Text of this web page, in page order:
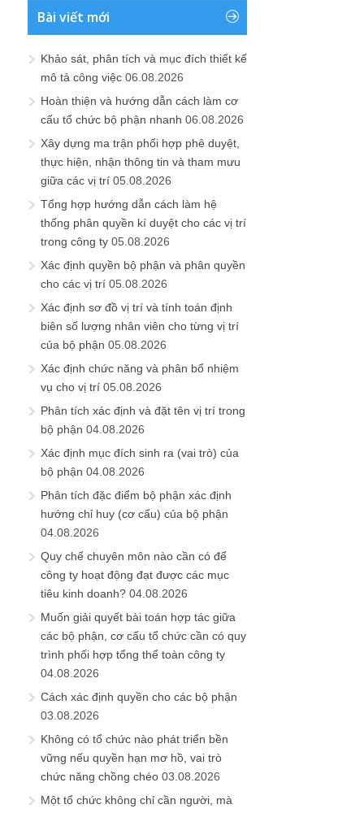
Bài viết mới
Khảo sát, phân tích và mục đích thiết kế
mô tả công việc 06.08.2026
Hoàn thiện và hướng dẫn cách làm cơ
cấu tổ chức bộ phận nhanh 06.08.2026
Xây dựng ma trận phối hợp phê duyệt,
thực hiện, nhận thông tin và tham mưu
giữa các vị trí 05.08.2026
Tổng hợp hướng dẫn cách làm hệ
thống phân quyền kí duyệt cho các vị trí
trong công ty 05.08.2026
Xác định quyền bộ phận và phân quyền
cho các vị trí 05.08.2026
Xác định sơ đồ vị trí và tính toán định
biên số lượng nhân viên cho từng vị trí
của bộ phận 05.08.2026
Xác định chức năng và phân bổ nhiệm
vụ cho vị trí 05.08.2026
Phân tích xác định và đặt tên vị trí trong
bộ phận 04.08.2026
Xác định mục đích sinh ra (vai trò) của
bộ phận 04.08.2026
Phân tích đặc điểm bộ phận xác định
hướng chỉ huy (cơ cấu) của bộ phận
04.08.2026
Quy chế chuyên môn nào cần có để
công ty hoạt động đạt được các mục
tiêu kinh doanh? 04.08.2026
Muốn giải quyết bài toán hợp tác giữa
các bộ phận, cơ cấu tổ chức cần có quy
trình phối hợp tổng thể toàn công ty
04.08.2026
Cách xác định quyền cho các bộ phận
03.08.2026
Không có tổ chức nào phát triển bền
vững nếu quyền hạn mơ hồ, vai trò
chức năng chồng chéo 03.08.2026
Một tổ chức không chỉ cần người, mà